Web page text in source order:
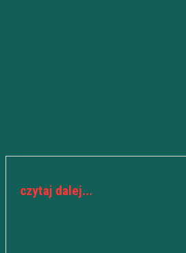
czytaj dalej...